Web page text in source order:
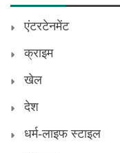
एंटरटेनमेंट
क्राइम
खेल
देश
धर्म-लाइफ स्टाइल